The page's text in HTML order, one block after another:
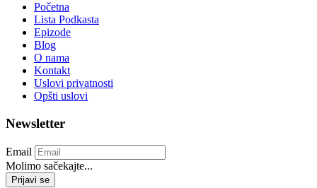
Početna
Lista Podkasta
Epizode
Blog
O nama
Kontakt
Uslovi privatnosti
Opšti uslovi
Newsletter
Email
Molimo sačekajte...
Prijavi se